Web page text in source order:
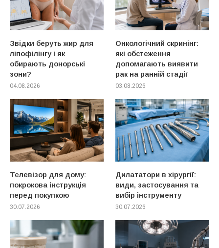
Звідки беруть жир для
ліпофілінгу і як
обирають донорські
зони?
04.08.2026
Онкологічний скринінг:
які обстеження
допомагають виявити
рак на ранній стадії
03.08.2026
Телевізор для дому:
покрокова інструкція
перед покупкою
30.07.2026
Дилататори в хірургії:
види, застосування та
вибір інструменту
30.07.2026